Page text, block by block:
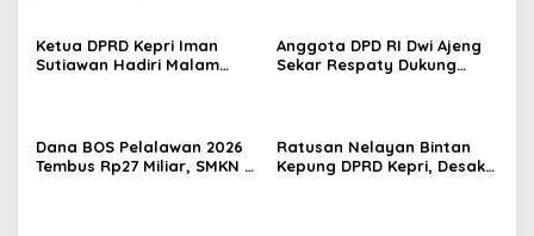
Ketua DPRD Kepri Iman
Sutiawan Hadiri Malam
Anggota DPD RI Dwi Ajeng
Sekar Respaty Dukung
Dana BOS Pelalawan 2026
Tembus Rp27 Miliar, SMKN 1
Ratusan Nelayan Bintan
Kepung DPRD Kepri, Desak